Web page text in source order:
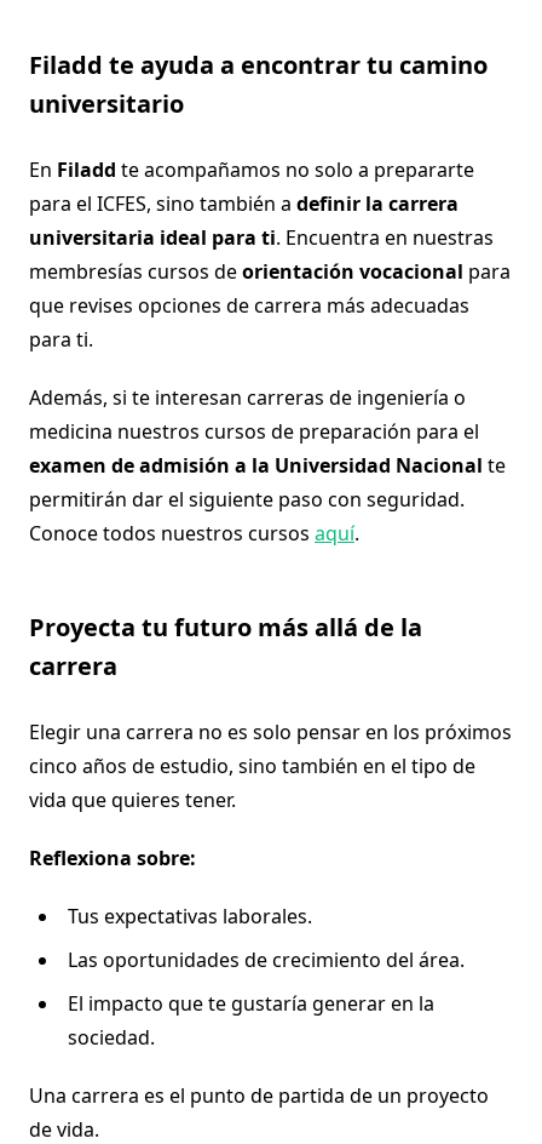
Filadd te ayuda a encontrar tu camino
universitario
En Filadd te acompañamos no solo a prepararte
para el ICFES, sino también a definir la carrera
universitaria ideal para ti. Encuentra en nuestras
membresías cursos deorientación vocacional para
que revises opciones de carrera más adecuadas
para ti.
Además, si te interesan carreras de ingeniería o
medicina nuestros cursos de preparación para el
examen de admisión a la Universidad Nacional te
permitirán dar el siguiente paso con seguridad.
Conoce todos nuestros cursos aquí.
Proyecta tu futuro más allá de la
carrera
Elegir una carrera no es solo pensar en los próximos
cinco años de estudio, sino también en el tipo de
vida que quieres tener.
Reflexiona sobre:
Tus expectativas laborales.
Las oportunidades de crecimiento del área.
El impacto que te gustaría generar en la
sociedad.
Una carrera es el punto de partida de un proyecto
de vida.